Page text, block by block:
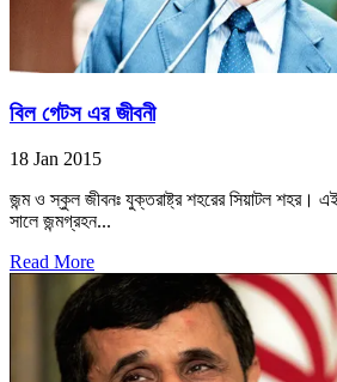
বিল গেটস এর জীবনী
18 Jan 2015
জন্ম ও স্কুল জীবনঃ যুক্তরাষ্ট্র শহরের সিয়াটল শহর।
সালে জন্মগ্রহন...
Read More